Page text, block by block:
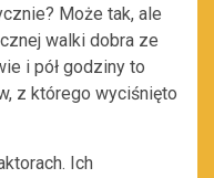
Może tak, ale
walki dobra ze
i pół godziny to
z którego wyciśnięto
Ich